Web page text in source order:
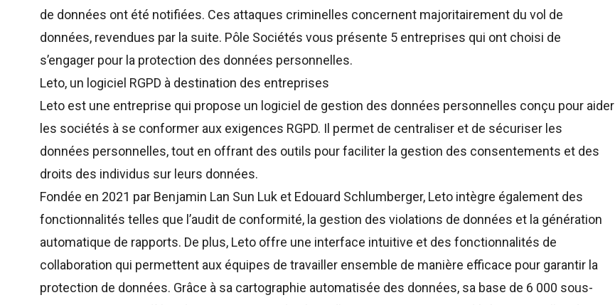
de données ont été notifiées. Ces attaques criminelles concernent majoritairement du vol de
données, revendues par la suite. Pôle Sociétés vous présente 5 entreprises qui ont choisi de
s’engager pour la protection des données personnelles.
Leto, un logiciel RGPD à destination des entreprises
Leto est une entreprise qui propose un logiciel de gestion des données personnelles conçu pour aider
les sociétés à se conformer aux exigences RGPD. Il permet de centraliser et de sécuriser les
données personnelles, tout en offrant des outils pour faciliter la gestion des consentements et des
droits des individus sur leurs données.
Fondée en 2021 par Benjamin Lan Sun Luk et Edouard Schlumberger, Leto intègre également des
fonctionnalités telles que l’audit de conformité, la gestion des violations de données et la génération
automatique de rapports. De plus, Leto offre une interface intuitive et des fonctionnalités de
collaboration qui permettent aux équipes de travailler ensemble de manière efficace pour garantir la
protection de données. Grâce à sa cartographie automatisée des données, sa base de 6 000 sous-